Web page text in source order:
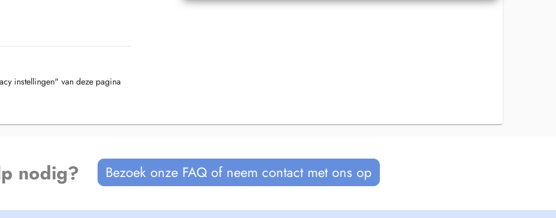
instellingen" van deze pagina
nodig? Bezoek onze FAQ of neem contact met ons op